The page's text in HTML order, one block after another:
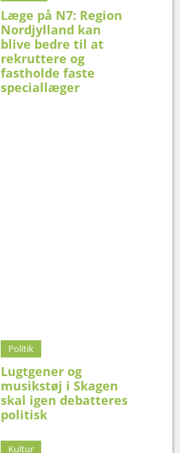
Læge på N7: Region
Nordjylland kan
blive bedre til at
rekruttere og
fastholde faste
speciallæger
Politik
Lugtgener og
musikstøj i Skagen
skal igen debatteres
politisk
Kultur